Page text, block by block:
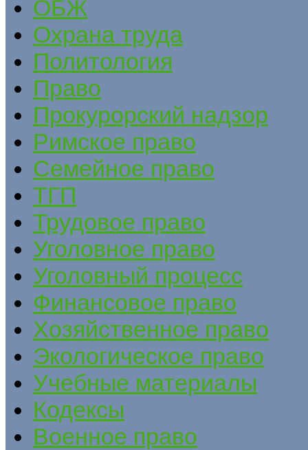
ОБЖ
Охрана труда
Политология
Право
Прокурорский надзор
Римское право
Семейное право
ТГП
Трудовое право
Уголовное право
Уголовный процесс
Финансовое право
Хозяйственное право
Экологическое право
Учебные материалы
Кодексы
Военное право